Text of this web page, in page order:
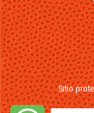
Sitio